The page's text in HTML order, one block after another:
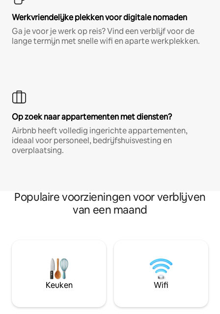
Werkvriendelijke plekken voor digitale nomaden
Ga je voor je werk op reis? Vind een verblijf voor de
lange termijn met snelle wifi en aparte werkplekken.
Op zoek naar appartementen met diensten?
Airbnb heeft volledig ingerichte appartementen,
ideaal voor personeel, bedrijfshuisvesting en
overplaatsing.
Populaire voorzieningen voor verblijven
van een maand
Keuken Wifi